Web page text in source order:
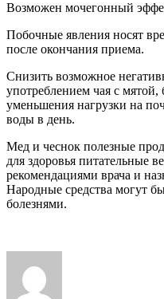
Возможен мочегонный
Побочные явления носят
после окончания приема.
Снизить возможное
употреблением чая с
уменьшения нагрузки на
воды в день.
Мед и чеснок полезные
для здоровья питательные
рекомендациями врача и
Народные средства могут
болезнями.